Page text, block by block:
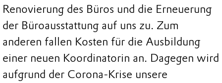
Renovierung des Büros und die Erneuerung
der Büroausstattung auf uns zu. Zum
anderen fallen Kosten für die Ausbildung
einer neuen Koordinatorin an. Dagegen wird
aufgrund der Corona-Krise unsere